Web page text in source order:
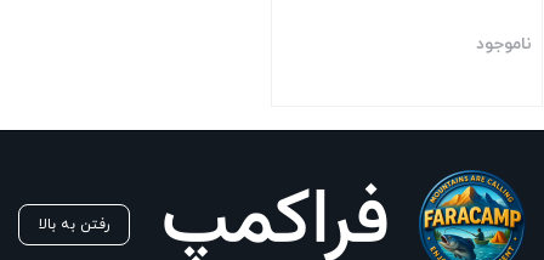
ناموجود
رفتن به بالا